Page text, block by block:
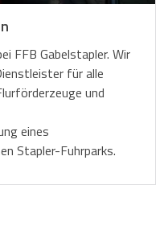
FFB Gabelstapler. Wir
für alle
und
eines
Stapler-Fuhrparks.